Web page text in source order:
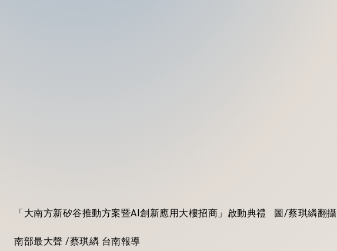
「大南方新矽谷推動方案暨AI創新應用大樓招商」啟動典禮 圖/蔡琪繗翻攝
南部最大聲 /蔡琪繗 台南報導